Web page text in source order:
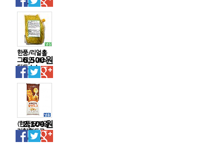
콘2kg
한품/리얼홀
그레인 머스
타드소스
1kg(봉)
6,500원
(한품)모짜감
자찰핫도그
130g(개)
2,100원